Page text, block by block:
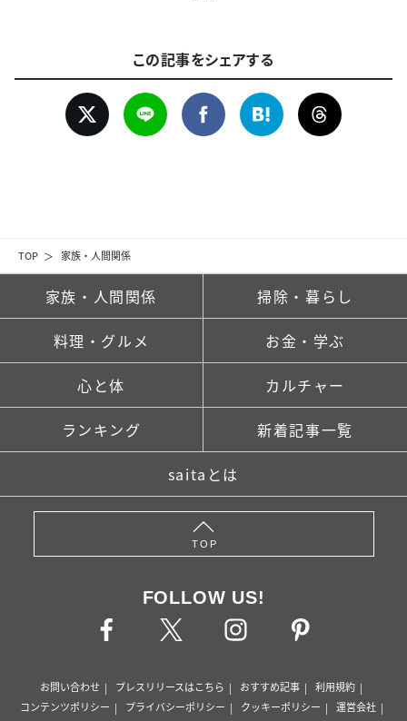
TOP 家族・人間関係
この記事をシェアする
家族・人間関係 掃除・暮らし
料理・グルメ お金・学ぶ
心と体 カルチャー
ランキング 新着記事一覧
saitaとは
TOP
FOLLOW US!
お問い合わせ プレスリリースはこちら おすすめ記事
利用規約
コンテンツポリシー
プライバシーポリシー クッキーポリシー
運営会社